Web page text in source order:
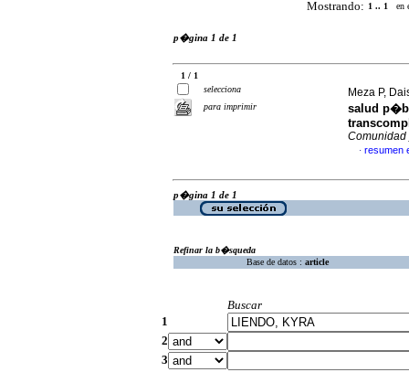
Mostrando: 1 .. 1 en
p�gina 1 de 1
1 / 1
selecciona
para imprimir
Meza P,
salud
Comunidad
· resumen
p�gina 1 de 1
Refinar la b�squeda
Base de datos : article
Buscar
1
2
3